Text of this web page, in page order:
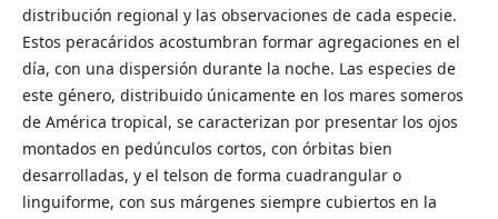
distribución regional y las observaciones de cada especie.
Estos peracáridos acostumbran formar agregaciones en el
día, con una dispersión durante la noche. Las especies de
este género, distribuido únicamente en los mares someros
de América tropical, se caracterizan por presentar los ojos
montados en pedúnculos cortos, con órbitas bien
desarrolladas, y el telson de forma cuadrangular o
linguiforme, con sus márgenes siempre cubiertos en la